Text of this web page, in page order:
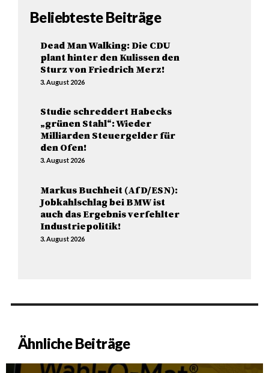
Beliebteste Beiträge
Dead Man Walking: Die CDU
plant hinter den Kulissen den
Sturz von Friedrich Merz!
3. August 2026
Studie schreddert Habecks
„grünen Stahl“: Wieder
Milliarden Steuergelder für
den Ofen!
3. August 2026
Markus Buchheit (AfD/ESN):
Jobkahlschlag bei BMW ist
auch das Ergebnis verfehlter
Industriepolitik!
3. August 2026
Ähnliche Beiträge